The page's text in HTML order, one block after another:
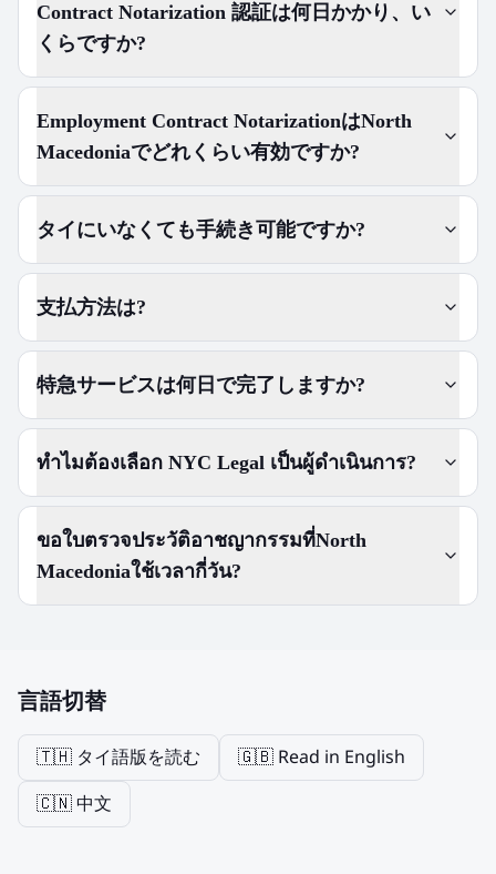
Contract Notarization 認証は何日かかり、い
くらですか?
Employment Contract NotarizationはNorth
Macedoniaでどれくらい有効ですか?
タイにいなくても手続き可能ですか?
支払方法は?
特急サービスは何日で完了しますか?
ทำไมต้องเลือก NYC Legal เป็นผู้ดำเนินการ?
ขอใบตรวจประวัติอาชญากรรมที่North
Macedoniaใช้เวลากี่วัน?
言語切替
🇹🇭 タイ語版を読む
🇬🇧 Read in English
🇨🇳 中文